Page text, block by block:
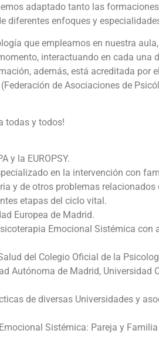
adaptado tanto las
diferentes enfoques y
que empleamos en nuestra
interactuando en cada una
además, está acreditada por
de Asociaciones de
todas y todos!
y la EUROPSY.
en la intervención con
y de otros problemas relacionados
etapas del ciclo vital.
Europea de Madrid.
Emocional Sistémica con
del Colegio Oficial de la
Autónoma de Madrid, Universidad
de diversas Universidades y
Sistémica: Pareja y